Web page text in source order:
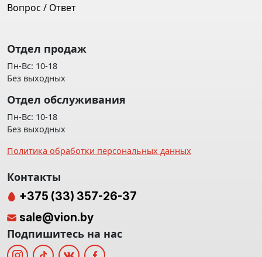
Вопрос / Ответ
Отдел продаж
Пн-Вс: 10-18
Без выходных
Отдел обслуживания
Пн-Вс: 10-18
Без выходных
Политика обработки персональных данных
Контакты
+375 (33) 357-26-37
sale@vion.by
Подпишитесь на нас